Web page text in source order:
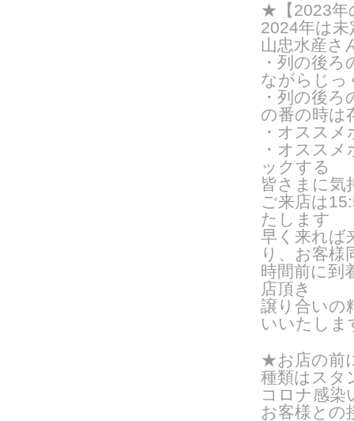
★【2023年
2024年は
山忠水産さ
・列の後
ながらじっ
・列の後
の番の時は
・オスス
・オスス
ックする
皆さまに気
ご来店は
たします
早く来れば
り、お客様
時間前に到
店頂き
譲り合いの
いいたしま
★お店の前
種類はスタ
コロナ感染
お客様との